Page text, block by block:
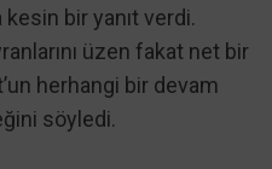
kesin bir yanıt verdi.
üzen fakat net bir
herhangi bir devam
söyledi.